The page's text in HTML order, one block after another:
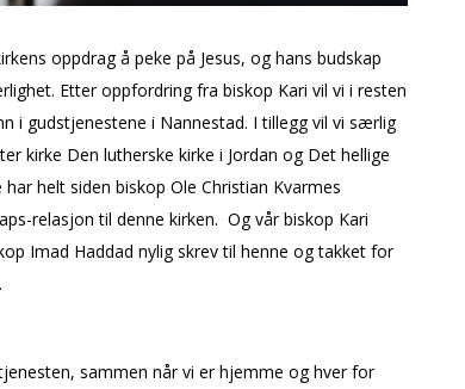
oppdrag å peke på Jesus, og hans budskap
Etter oppfordring fra biskop Kari vil vi i resten
i gudstjenestene i Nannestad. I tillegg vil vi særlig
kirke Den lutherske kirke i Jordan og Det hellige
helt siden biskop Ole Christian Kvarmes
relasjon til denne kirken. Og vår biskop Kari
Imad Haddad nylig skrev til henne og takket for
sammen når vi er hjemme og hver for